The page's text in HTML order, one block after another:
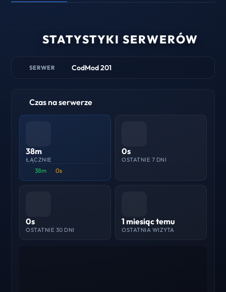
STATYSTYKI SERWERÓW
SERWER CodMod 201
Czas na serwerze
38m
ŁĄCZNIE
38m 0s
0s
OSTATNIE 7 DNI
0s
OSTATNIE 30 DNI
1 miesiąc temu
OSTATNIA WIZYTA